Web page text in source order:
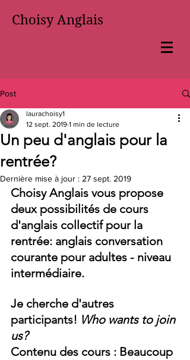
Choisy Anglais
Post
Un peu d'anglais pour la
rentrée?
laurachoisy1
12 sept. 2019 1 min de lecture
Dernière mise à jour : 27 sept. 2019
Choisy Anglais vous propose
deux possibilités de cours
d'anglais collectif pour la
rentrée: anglais conversation
courante pour adultes - niveau
intermédiaire.
Je cherche d'autres
participants! Who wants to join
us?
Contenu des cours : Beaucoup